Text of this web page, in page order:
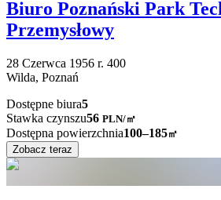
Biuro Poznański Park
Przemysłowy
28 Czerwca 1956 r. 400
Wilda, Poznań
Dostępne biura5
Stawka czynszu56 PLN/㎡
Dostępna powierzchnia100–185㎡
Zobacz teraz